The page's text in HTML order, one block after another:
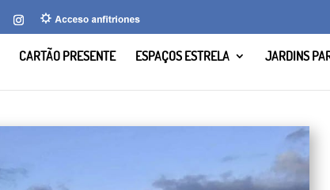
CARTÃO PRESENTE ESPAÇOS ESTRELA JARDINS